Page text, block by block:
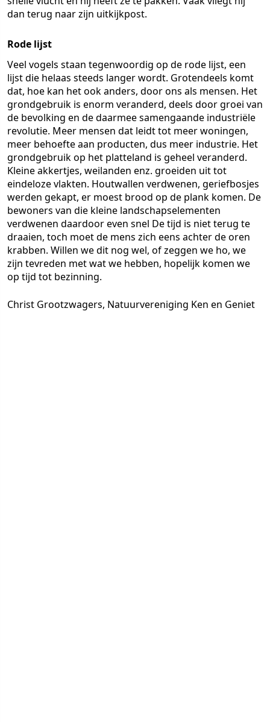
dan terug naar zijn uitkijkpost.
Rode lijst
Veel vogels staan tegenwoordig op de rode lijst, een
lijst die helaas steeds langer wordt. Grotendeels komt
dat, hoe kan het ook anders, door ons als mensen. Het
grondgebruik is enorm veranderd, deels door groei van
de bevolking en de daarmee samengaande industriële
revolutie. Meer mensen dat leidt tot meer woningen,
meer behoefte aan producten, dus meer industrie. Het
grondgebruik op het platteland is geheel veranderd.
Kleine akkertjes, weilanden enz. groeiden uit tot
eindeloze vlakten. Houtwallen verdwenen, geriefbosjes
werden gekapt, er moest brood op de plank komen. De
bewoners van die kleine landschapselementen
verdwenen daardoor even snel De tijd is niet terug te
draaien, toch moet de mens zich eens achter de oren
krabben. Willen we dit nog wel, of zeggen we ho, we
zijn tevreden met wat we hebben, hopelijk komen we
op tijd tot bezinning.
Christ Grootzwagers, Natuurvereniging Ken en Geniet